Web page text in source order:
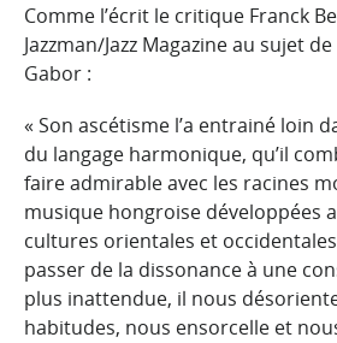
Comme l’écrit le critique Franck
Jazzman/Jazz Magazine au sujet
Gabor :
« Son ascétisme l’a entrainé loin
du langage harmonique, qu’il
faire admirable avec les racines
musique hongroise développées
cultures orientales et
passer de la dissonance à une
plus inattendue, il nous
habitudes, nous ensorcelle et